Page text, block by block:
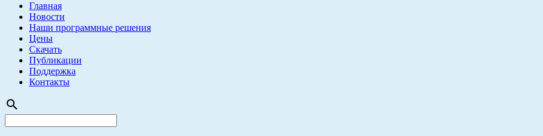
Главная
Новости
Наши программные решения
Цены
Скачать
Публикации
Поддержка
Контакты
search